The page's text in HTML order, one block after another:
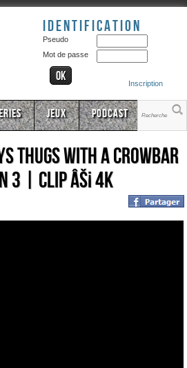
Identification
Pseudo
Mot de passe
Inscription
Jeux Podcast
Thugs With A Crowbar
3 | CLIP âš¡ 4K